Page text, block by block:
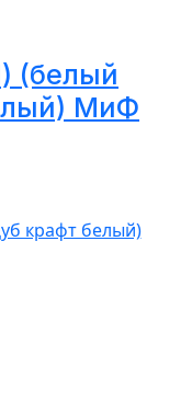
(белый
МиФ